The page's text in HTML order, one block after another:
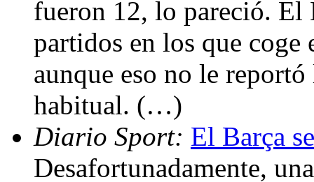
fueron 12, lo pareció. El
partidos en los que coge
aunque eso no le
habitual. (…)
Diario Sport: El Barça
Desafortunadamente,